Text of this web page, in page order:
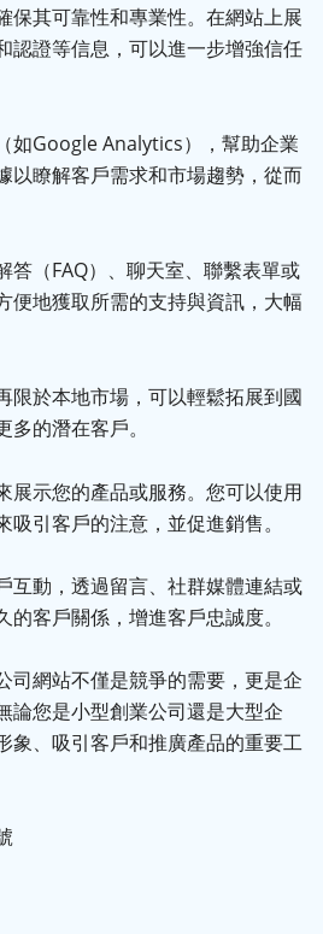
保其可靠性和專業性。在網站上展
認證等信息，可以進一步增強信任
如Google Analytics），幫助企業
以瞭解客戶需求和市場趨勢，從而
答（FAQ）、聊天室、聯繫表單或
便地獲取所需的支持與資訊，大幅
限於本地市場，可以輕鬆拓展到國
的潛在客戶。
展示您的產品或服務。您可以使用
引客戶的注意，並促進銷售。
互動，透過留言、社群媒體連結或
客戶關係，增進客戶忠誠度。
司網站不僅是競爭的需要，更是企
論您是小型創業公司還是大型企
象、吸引客戶和推廣產品的重要工